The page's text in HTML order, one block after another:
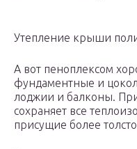
Утепление крыши
А вот пеноплексом
фундаментные и
лоджии и балконы.
сохраняет все
присущие более